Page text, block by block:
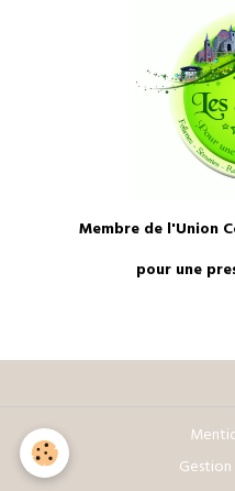
Membre de l'Union
pour une